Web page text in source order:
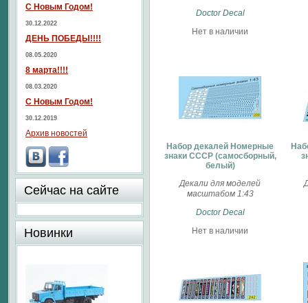
Doctor Decal
Нет в наличии
Набор декалей Номерные
знаки СССР (самосборный,
белый)
Декали для моделей
масштабом 1:43
Doctor Decal
Нет в наличии
С Новым Годом!
30.12.2022
ДЕНЬ ПОБЕДЫ!!!!
08.05.2020
8 марта!!!!
08.03.2020
С Новым Годом!
30.12.2019
Архив новостей
Сейчас на сайте
Новинки